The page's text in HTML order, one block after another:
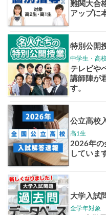
志作文コンクール
情報